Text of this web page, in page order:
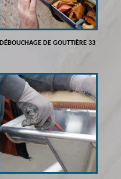
DÉBOUCHAGE DE GOUTTIÈRE 33